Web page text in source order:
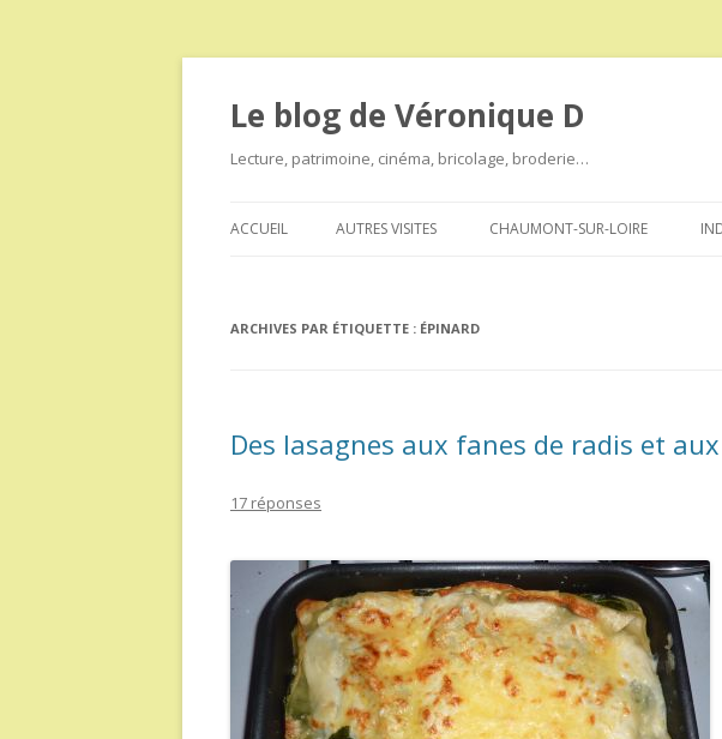
Le blog de Véronique D
Lecture, patrimoine, cinéma, bricolage, broderie…
ACCUEIL AUTRES VISITES CHAUMONT-SUR-LOIRE
ARCHIVES PAR ÉTIQUETTE : ÉPINARD
Des lasagnes aux fanes de radis et
17 réponses